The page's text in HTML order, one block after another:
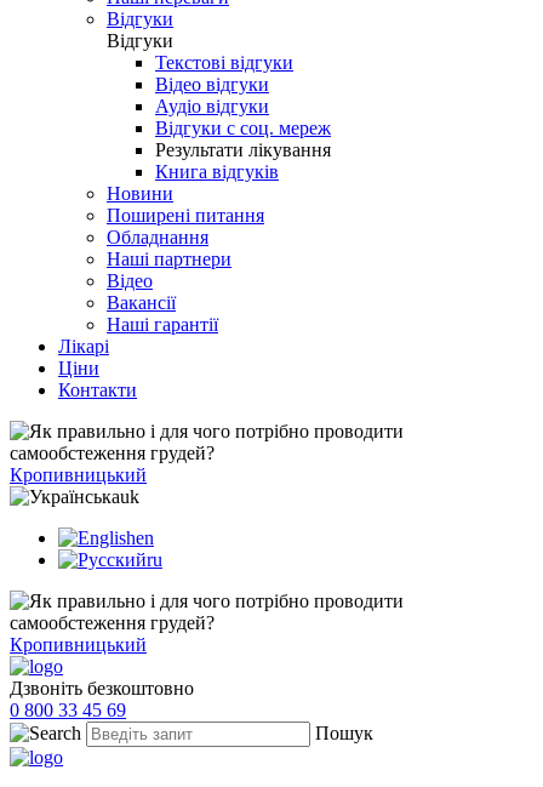
Відгуки
Відгуки
Текстові відгуки
Відео відгуки
Аудіо відгуки
Відгуки с соц. мереж
Результати лікування
Книга відгуків
Новини
Поширені питання
Обладнання
Наші партнери
Відео
Вакансії
Наші гарантії
Лікарі
Ціни
Контакти
Кропивницький
uk
en
ru
Кропивницький
Дзвоніть безкоштовно
0 800 33 45 69
Пошук